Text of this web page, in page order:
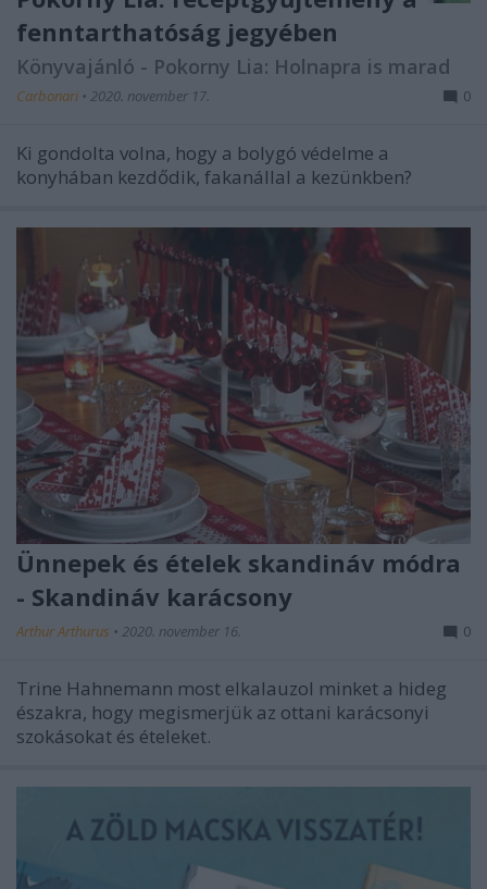
fenntarthatóság jegyében
Könyvajánló - Pokorny Lia: Holnapra is marad
Carbonari • 2020. november 17. 0
Ki gondolta volna, hogy a bolygó védelme a
konyhában kezdődik, fakanállal a kezünkben?
Ünnepek és ételek skandináv módra
- Skandináv karácsony
Arthur Arthurus • 2020. november 16. 0
Trine Hahnemann most elkalauzol minket a hideg
északra, hogy megismerjük az ottani karácsonyi
szokásokat és ételeket.